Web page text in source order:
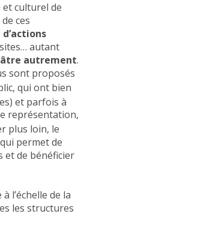
et culturel de
ces
autant
autrement.
sont proposés
qui ont bien
et parfois à
représentation,
plus loin, le
qui permet de
et de bénéficier
l’échelle de la
les structures